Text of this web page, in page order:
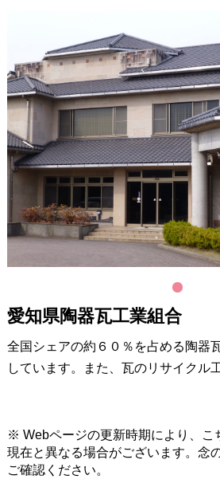
愛知県陶器瓦工業組合
全国シェアの約６０％を占める陶器
しています。また、瓦のリサイクル
※ Webページの更新時期により、こ
現在と異なる場合がございます。念
ご確認ください。